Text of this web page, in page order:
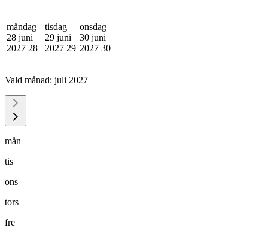
måndag
28 juni
2027 28
tisdag
29 juni
2027 29
onsdag
30 juni
2027 30
Vald månad: juli 2027
mån
tis
ons
tors
fre